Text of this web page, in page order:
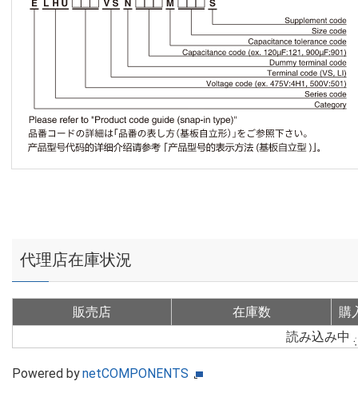
代理店在庫状況
販売店 在庫数
購
読み込み中
Powered bynetCOMPONENTS